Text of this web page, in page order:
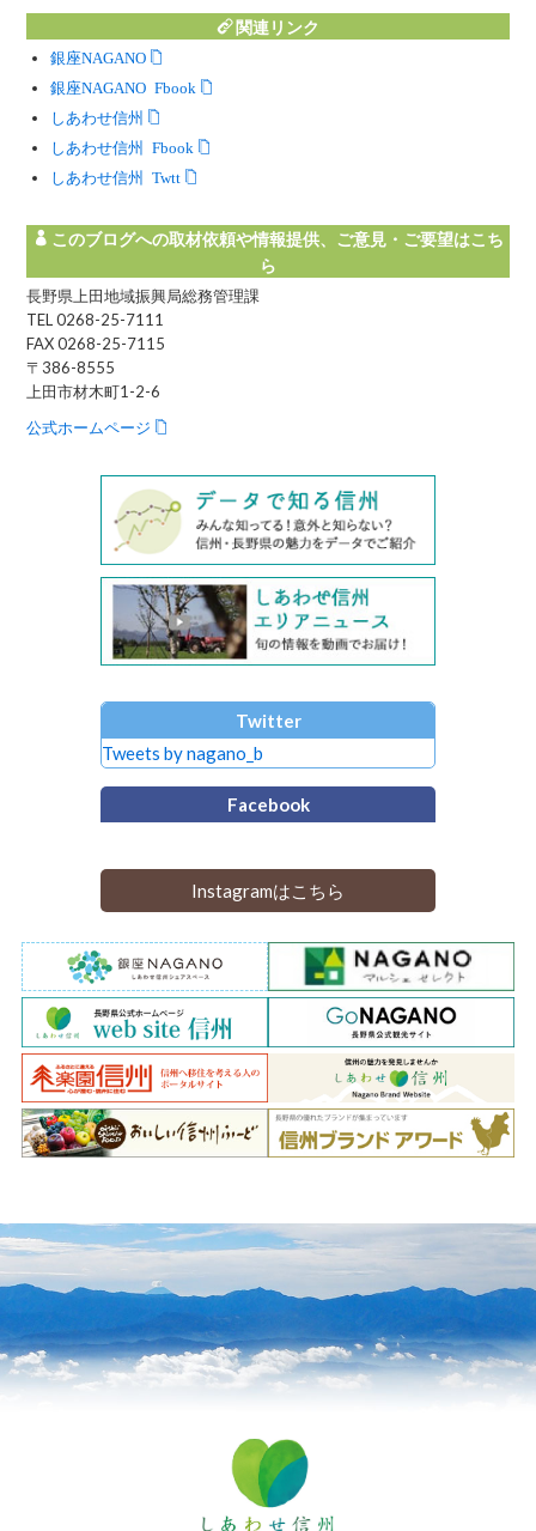
関連リンク
銀座NAGANO
銀座NAGANO Facebook
しあわせ信州
しあわせ信州 Facebook
しあわせ信州 Twitter
このブログへの取材依頼や情報提供、ご意見・ご要望はこち
ら
長野県上田地域振興局総務管理課
TEL 0268-25-7111
FAX 0268-25-7115
〒386-8555
上田市材木町1-2-6
公式ホームページ
Twitter
Tweets by nagano_b
Facebook
Instagramはこちら